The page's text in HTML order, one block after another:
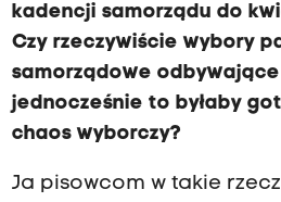
kadencji samorządu do
Czy rzeczywiście wybory
samorządowe odbywające
jednocześnie to byłaby
chaos wyborczy?
Ja pisowcom w takie